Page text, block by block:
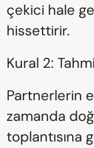
çekici hale
hissettirir.
Kural 2:
Partnerlerin
zamanda
toplantısına